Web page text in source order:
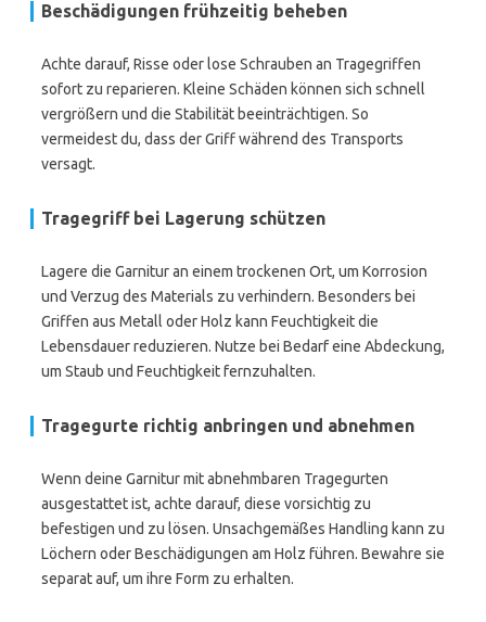
Beschädigungen frühzeitig beheben
Achte darauf, Risse oder lose Schrauben an Tragegriffen
sofort zu reparieren. Kleine Schäden können sich schnell
vergrößern und die Stabilität beeinträchtigen. So
vermeidest du, dass der Griff während des Transports
versagt.
Tragegriff bei Lagerung schützen
Lagere die Garnitur an einem trockenen Ort, um Korrosion
und Verzug des Materials zu verhindern. Besonders bei
Griffen aus Metall oder Holz kann Feuchtigkeit die
Lebensdauer reduzieren. Nutze bei Bedarf eine Abdeckung,
um Staub und Feuchtigkeit fernzuhalten.
Tragegurte richtig anbringen und abnehmen
Wenn deine Garnitur mit abnehmbaren Tragegurten
ausgestattet ist, achte darauf, diese vorsichtig zu
befestigen und zu lösen. Unsachgemäßes Handling kann zu
Löchern oder Beschädigungen am Holz führen. Bewahre sie
separat auf, um ihre Form zu erhalten.